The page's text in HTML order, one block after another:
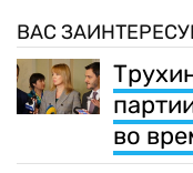
ВАС
во